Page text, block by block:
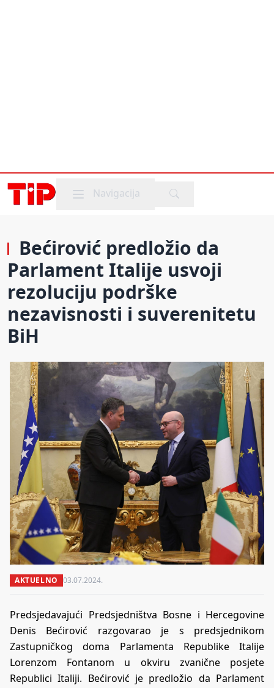
Mobile menu
Navigacija
Bećirović predložio da
Parlament Italije usvoji
rezoluciju podrške
nezavisnosti i suverenitetu
BiH
AKTUELNO 03.07.2024.
Predsjedavajući Predsjedništva Bosne i Hercegovine
Denis Bećirović razgovarao je s predsjednikom
Zastupničkog doma Parlamenta Republike Italije
Lorenzom Fontanom u okviru zvanične posjete
Republici Italiji. Bećirović je predložio da Parlament